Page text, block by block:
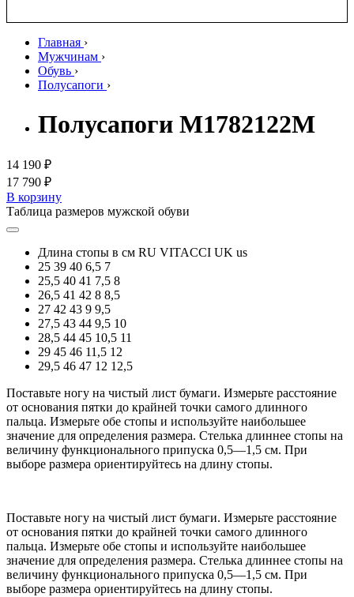
Главная ›
Мужчинам ›
Обувь ›
Полусапоги ›
Полусапоги M1782122M
14 190 ₽
17 790 ₽
В корзину
Таблица размеров мужской обуви
Длина стопы в см RU VITACCI UK us
25 39 40 6,5 7
25,5 40 41 7,5 8
26,5 41 42 8 8,5
27 42 43 9 9,5
27,5 43 44 9,5 10
28,5 44 45 10,5 11
29 45 46 11,5 12
29,5 46 47 12 12,5
Поставьте ногу на чистый лист бумаги. Измерьте расстояние
от основания пятки до крайней точки самого длинного
пальца. Измерьте обе стопы и используйте наибольшее
значение для определения размера. Стелька длиннее стопы на
величину функционального припуска 0,5—1,5 см. При
выборе размера ориентируйтесь на длину стопы.
Поставьте ногу на чистый лист бумаги. Измерьте расстояние
от основания пятки до крайней точки самого длинного
пальца. Измерьте обе стопы и используйте наибольшее
значение для определения размера. Стелька длиннее стопы на
величину функционального припуска 0,5—1,5 см. При
выборе размера ориентируйтесь на длину стопы.